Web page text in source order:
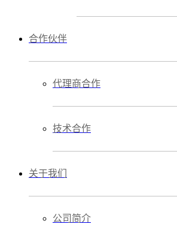
合作伙伴
代理商合作
技术合作
关于我们
公司简介